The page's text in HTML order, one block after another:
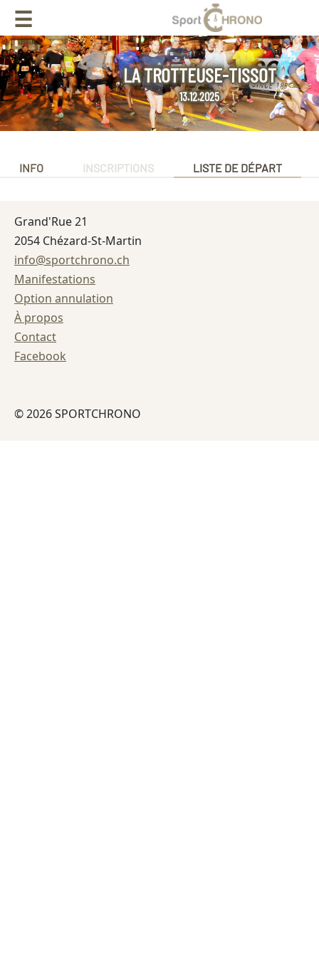
☰
LA TROTTEUSE-TISSOT
13.12.2025
INFO INSCRIPTIONS LISTE DE DÉPART
Grand'Rue 21
2054 Chézard-St-Martin
info@sportchrono.ch
Manifestations
Option annulation
À propos
Contact
Facebook
© 2026 SPORTCHRONO